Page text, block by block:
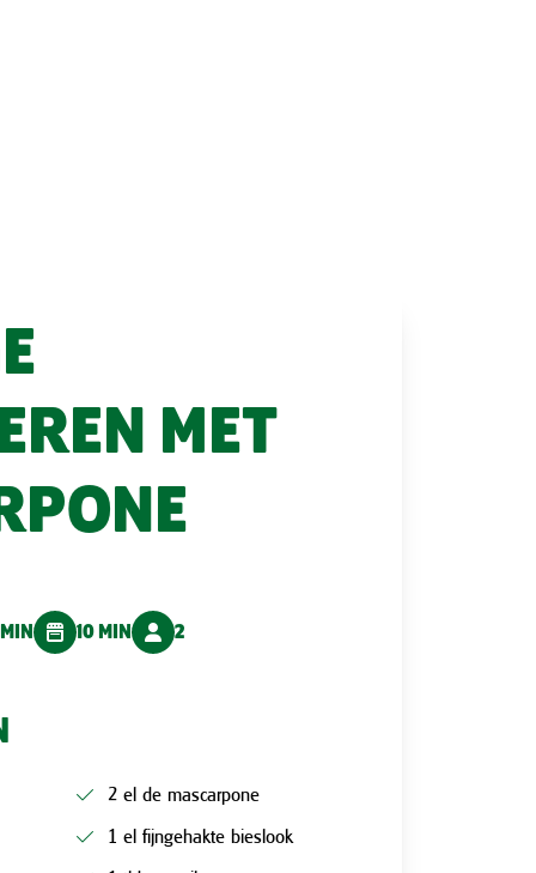
MET
10 MIN 2
2 el de mascarpone
1 el fijngehakte bieslook